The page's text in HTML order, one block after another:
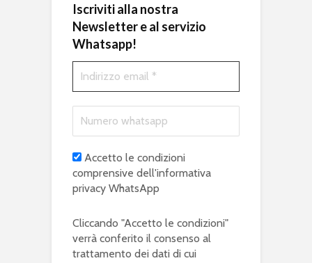
Iscriviti alla nostra
Newsletter e al servizio
Whatsapp!
Accetto le condizioni
comprensive dell'informativa
privacy WhatsApp
Cliccando "Accetto le condizioni"
verrà conferito il consenso al
trattamento dei dati di cui